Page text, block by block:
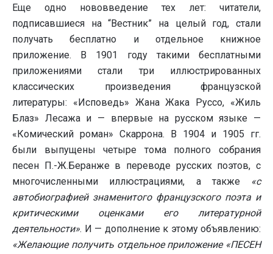
Еще одно нововведение тех лет: читатели,
подписавшиеся на “Вестник” на целый год, стали
получать бесплатно и отдельное книжное
приложение. В 1901 году такими бесплатными
приложениями стали три иллюстрированных
классических произведения французской
литературы: «Исповедь» Жана Жака Руссо, «Жиль
Блаз» Лесажа и — впервые на русском языке —
«Комический роман» Скаррона. В 1904 и 1905 гг.
были выпущены четыре тома полного собрания
песен П.-Ж.Беранже в переводе русских поэтов, с
многочисленными иллюстрациями, а также
«с
автобиографией знаменитого французского поэта и
критическими оценками его литературной
деятельности». И — дополнение к этому объявлению:
«Желающие получить отдельное приложение «ПЕСЕН